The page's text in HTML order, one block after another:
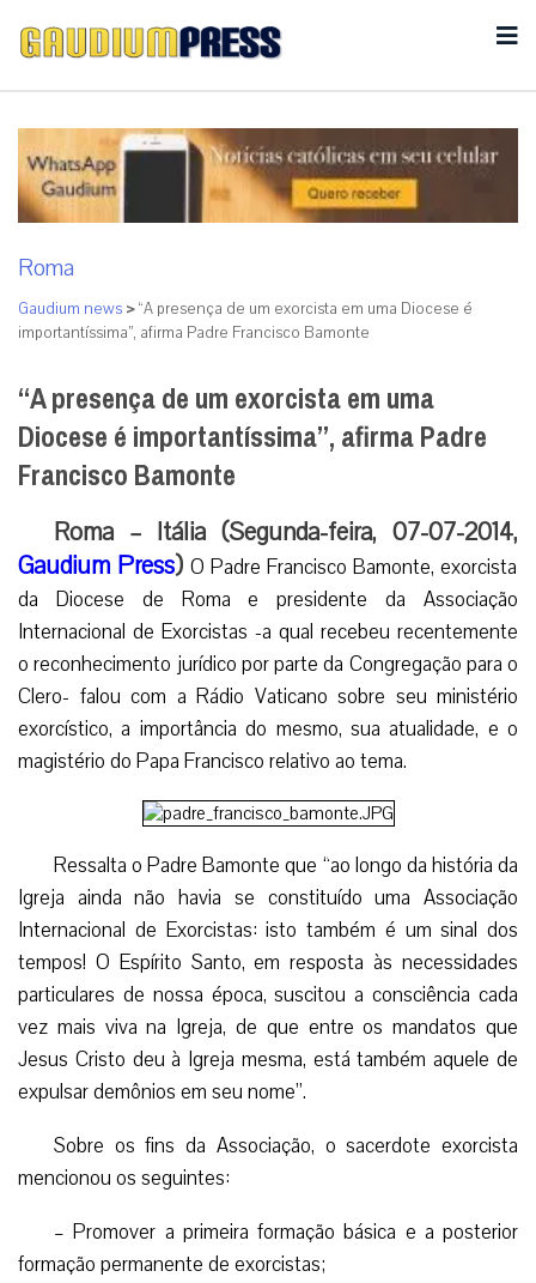
Roma
Gaudium news >“A presença de um exorcista em uma Diocese é
importantíssima”, afirma Padre Francisco Bamonte
“A presença de um exorcista em uma
Diocese é importantíssima”, afirma Padre
Francisco Bamonte
Roma – Itália (Segunda-feira, 07-07-2014,
Gaudium Press) O Padre Francisco Bamonte, exorcista
da Diocese de Roma e presidente da Associação
Internacional de Exorcistas -a qual recebeu recentemente
o reconhecimento jurídico por parte da Congregação para o
Clero- falou com a Rádio Vaticano sobre seu ministério
exorcístico, a importância do mesmo, sua atualidade, e o
magistério do Papa Francisco relativo ao tema.
Ressalta o Padre Bamonte que “ao longo da história da
Igreja ainda não havia se constituído uma Associação
Internacional de Exorcistas: isto também é um sinal dos
tempos! O Espírito Santo, em resposta às necessidades
particulares de nossa época, suscitou a consciência cada
vez mais viva na Igreja, de que entre os mandatos que
Jesus Cristo deu à Igreja mesma, está também aquele de
expulsar demônios em seu nome”.
Sobre os fins da Associação, o sacerdote exorcista
mencionou os seguintes:
– Promover a primeira formação básica e a posterior
formação permanente de exorcistas;